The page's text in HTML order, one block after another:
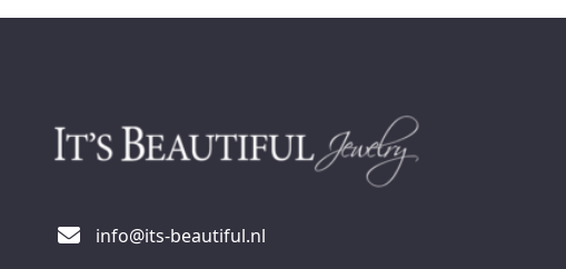
info@its-beautiful.nl